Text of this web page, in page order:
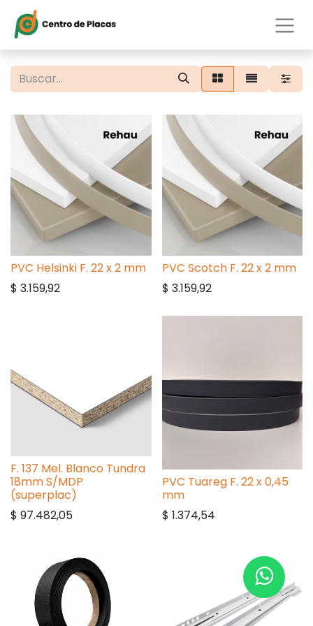
PVC Helsinki F. 22 x 2 mm
$ 3.159,92
PVC Scotch F. 22 x 2 mm
$ 3.159,92
F. 137 Mel. Blanco Tundra
18mm S/MDP
(superplac)
$ 97.482,05
PVC Tuareg F. 22 x 0,45
mm
$ 1.374,54